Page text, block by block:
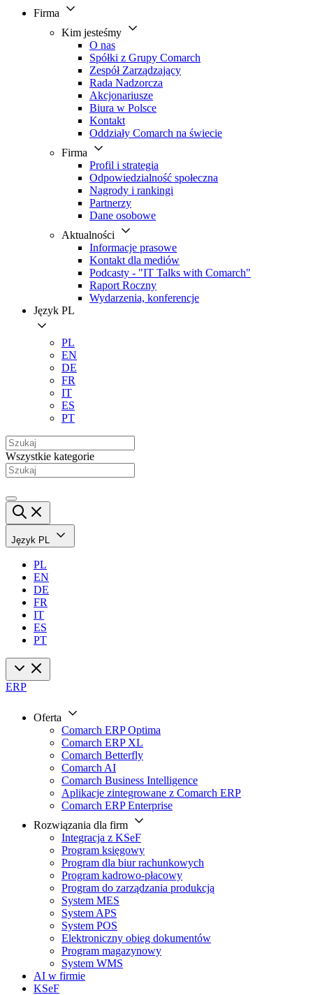
Firma
Kim jesteśmy
O nas
Spółki z Grupy Comarch
Zespół Zarządzający
Rada Nadzorcza
Akcjonariusze
Biura w Polsce
Kontakt
Oddziały Comarch na świecie
Firma
Profil i strategia
Odpowiedzialność społeczna
Nagrody i rankingi
Partnerzy
Dane osobowe
Aktualności
Informacje prasowe
Kontakt dla mediów
Podcasty - "IT Talks with Comarch"
Raport Roczny
Wydarzenia, konferencje
Język PL
PL
EN
DE
FR
IT
ES
PT
Wszystkie kategorie
Język PL
PL
EN
DE
FR
IT
ES
PT
ERP
Oferta
Comarch ERP Optima
Comarch ERP XL
Comarch Betterfly
Comarch AI
Comarch Business Intelligence
Aplikacje zintegrowane z Comarch ERP
Comarch ERP Enterprise
Rozwiązania dla firm
Integracja z KSeF
Program księgowy
Program dla biur rachunkowych
Program kadrowo-płacowy
Program do zarządzania produkcją
System MES
System APS
System POS
Elektroniczny obieg dokumentów
Program magazynowy
System WMS
AI w firmie
KSeF